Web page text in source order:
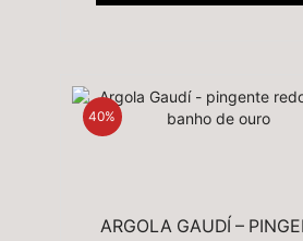
40%
ARGOLA GAUDÍ –